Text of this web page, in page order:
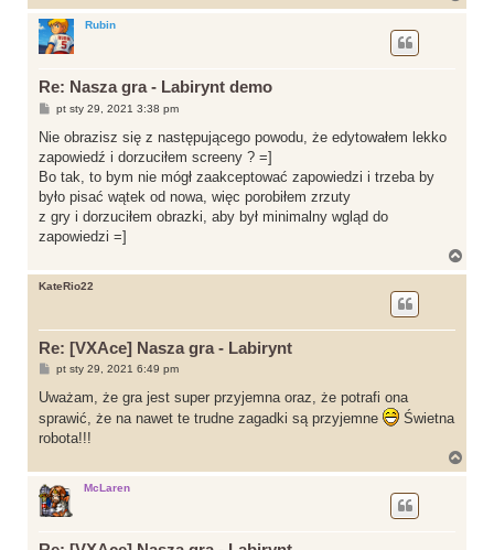
a
Rubin
Re: Nasza gra - Labirynt demo
P
s
pt sty 29, 2021 3:38 pm
Nie obrazisz się z następującego powodu, że edytowałem lekko
zapowiedź i dorzuciłem screeny ? =]
Bo tak, to bym nie mógł zaakceptować zapowiedzi i trzeba by
było pisać wątek od nowa, więc porobiłem zrzuty
z gry i dorzuciłem obrazki, aby był minimalny wgląd do
zapowiedzi =]
KateRio22
Re: [VXAce] Nasza gra - Labirynt
P
s
pt sty 29, 2021 6:49 pm
Uważam, że gra jest super przyjemna oraz, że potrafi ona
sprawić, że na nawet te trudne zagadki są przyjemne
Świetna
robota!!!
a
McLaren